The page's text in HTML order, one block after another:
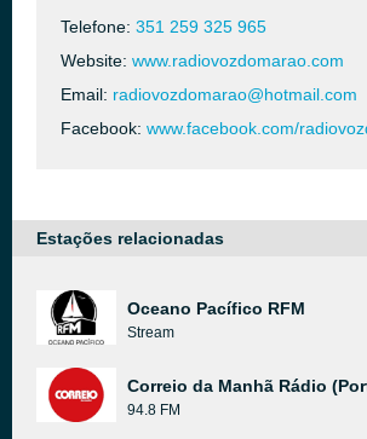
Telefone: 351 259 325 965
Website: www.radiovozdomarao.com
Email: radiovozdomarao@hotmail.com
Facebook: www.facebook.com/
Estações relacionadas
Oceano Pacífico RFM
Stream
Correio da Manhã Rádio
94.8 FM